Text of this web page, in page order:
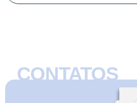
CONTATOS